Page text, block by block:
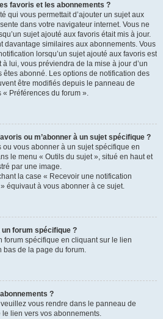
favoris et les abonnements ?
qui vous permettait d’ajouter un sujet aux
dans votre navigateur internet. Vous ne
sujet ajouté aux favoris était mis à jour.
davantage similaires aux abonnements. Vous
lorsqu’un sujet ajouté aux favoris est
à lui, vous préviendra de la mise à jour d’un
êtes abonné. Les options de notification des
être modifiés depuis le panneau de
« Préférences du forum ».
ou m’abonner à un sujet spécifique ?
vous abonner à un sujet spécifique en
le menu « Outils du sujet », situé en haut et
par une image.
la case « Recevoir une notification
équivaut à vous abonner à ce sujet.
un forum spécifique ?
forum spécifique en cliquant sur le lien
bas de la page du forum.
?
vous rendre dans le panneau de
le lien vers vos abonnements.